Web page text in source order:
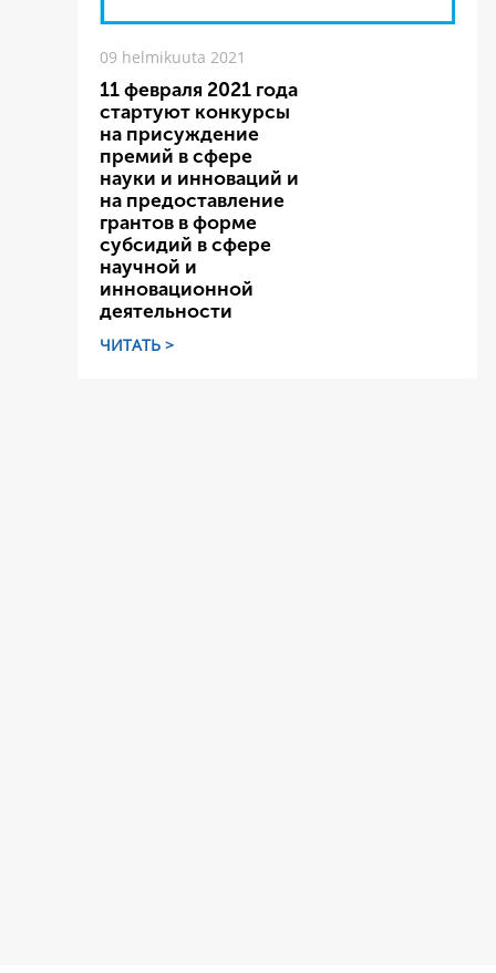
09 helmikuuta 2021
11 февраля 2021 года
стартуют конкурсы
на присуждение
премий в сфере
науки и инноваций и
на предоставление
грантов в форме
субсидий в сфере
научной и
инновационной
деятельности
ЧИТАТЬ >